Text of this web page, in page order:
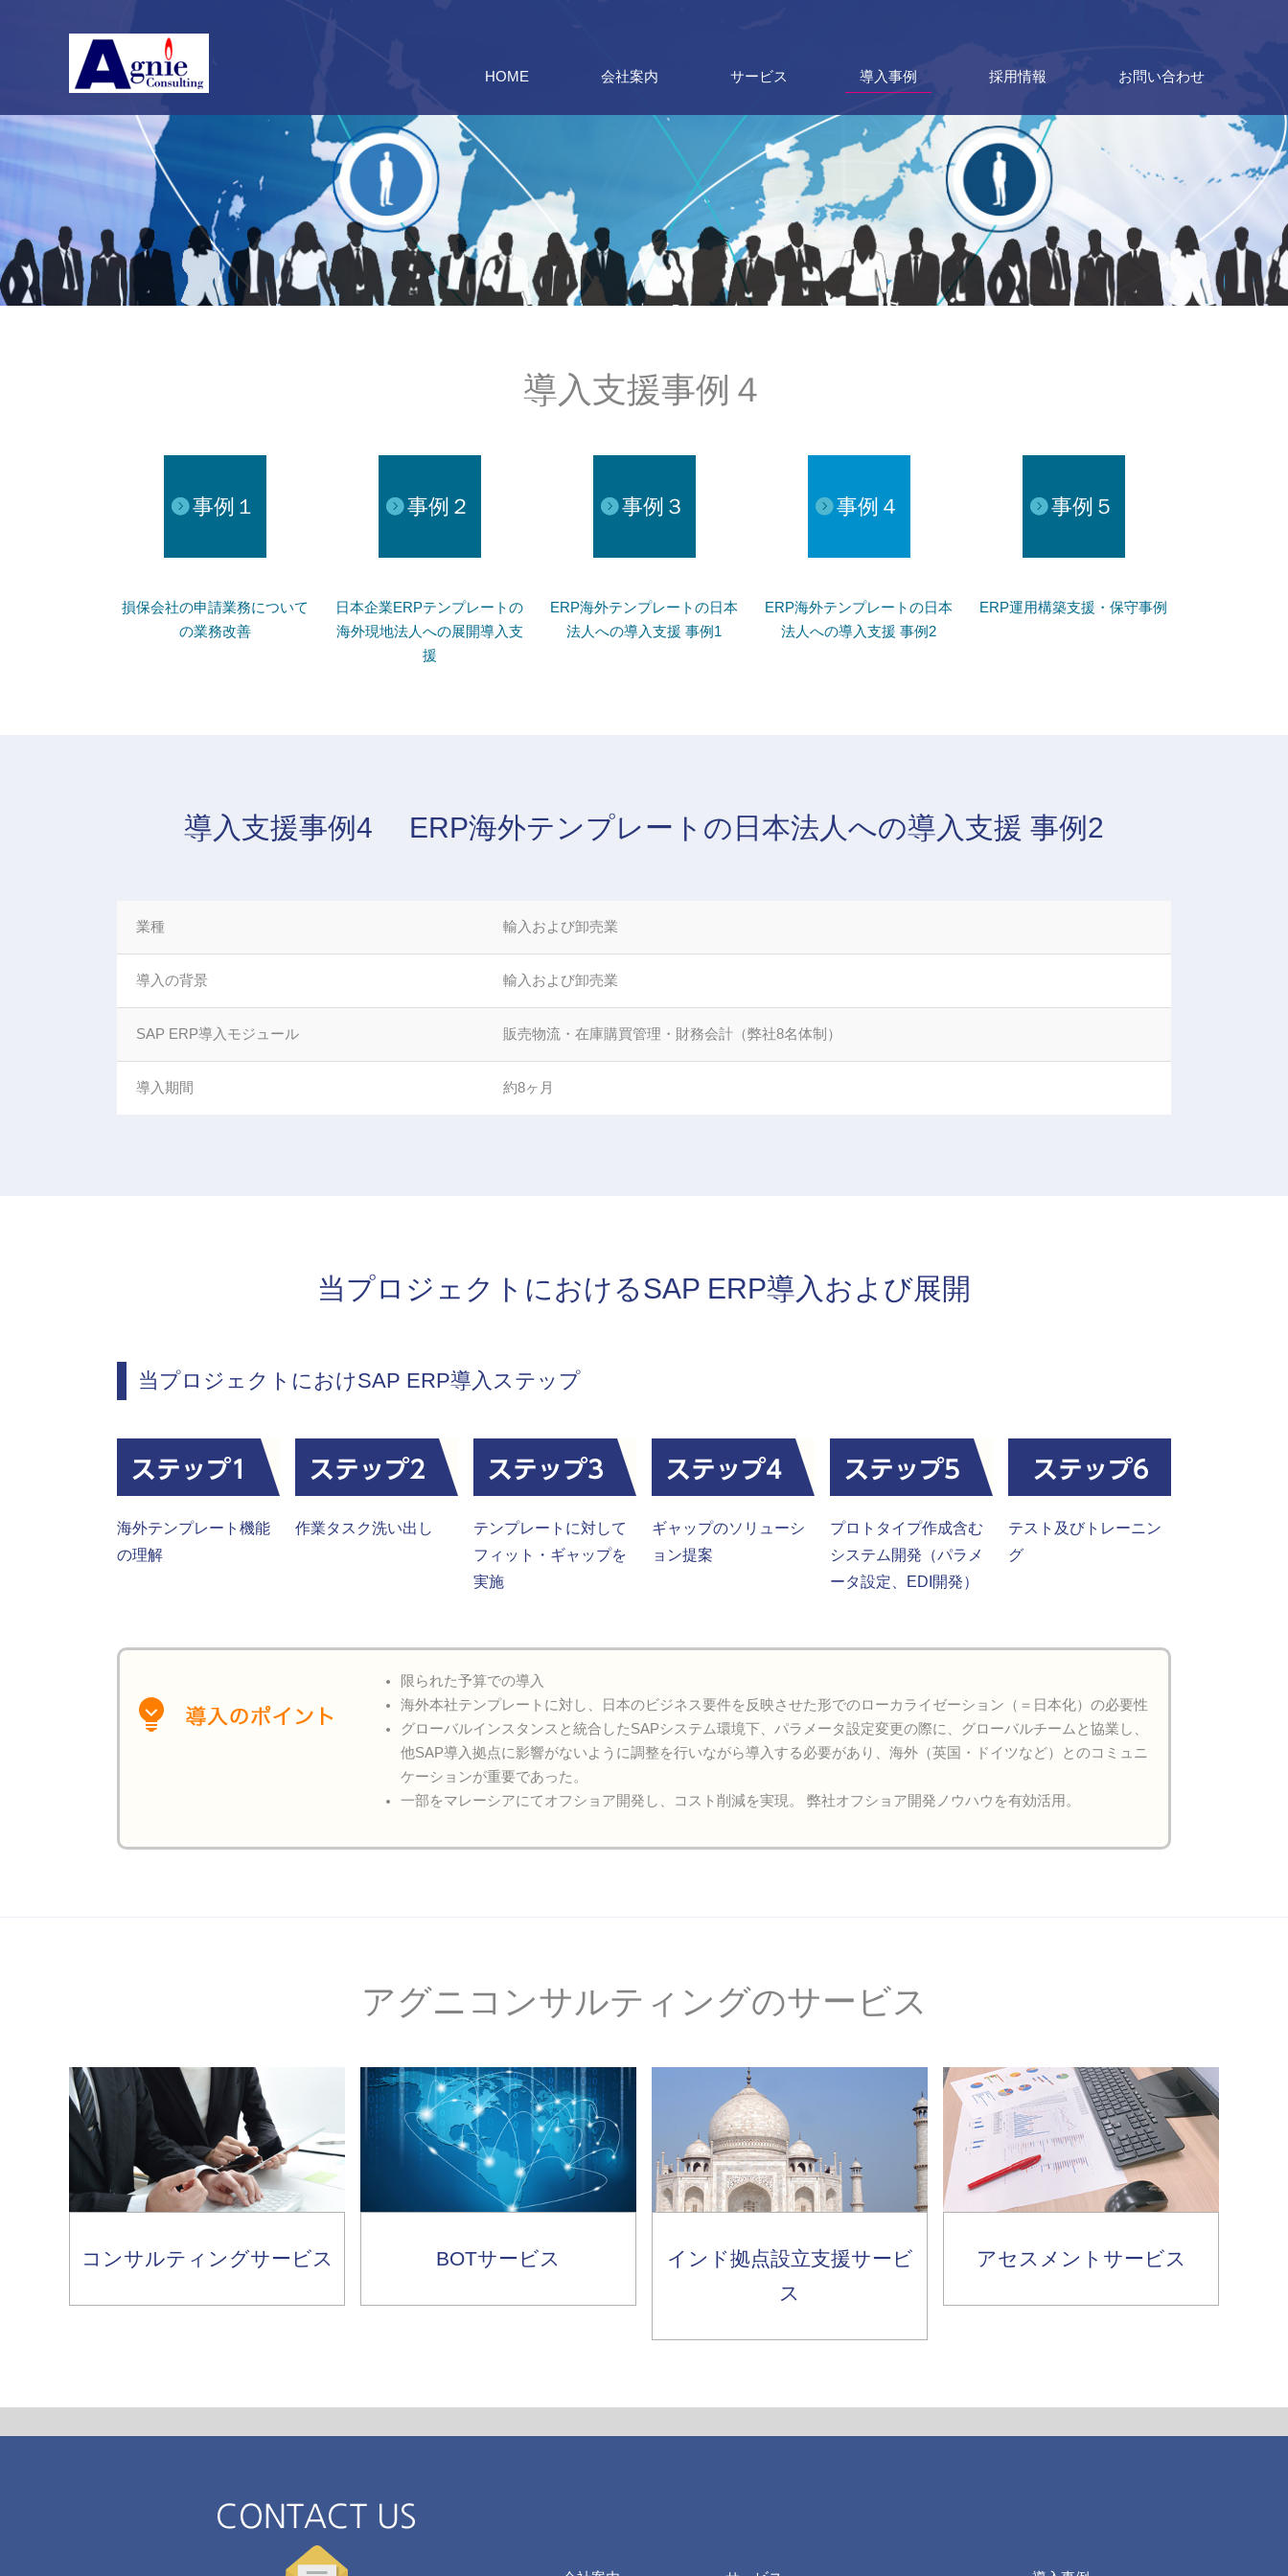
HOME 会社案内 サービス 導入事例 採用情報 お問い合わせ
導入支援事例４
事例１
損保会社の申請業務について
の業務改善
事例２
日本企業ERPテンプレートの
海外現地法人への展開導入支
援
事例３
ERP海外テンプレートの日本
法人への導入支援 事例1
事例４
ERP海外テンプレートの日本
法人への導入支援 事例2
事例５
ERP運用構築支援・保守事例
導入支援事例4 ERP海外テンプレートの日本法人への導入支援 事例2
業種 輸入および卸売業
導入の背景 輸入および卸売業
SAP ERP導入モジュール 販売物流・在庫購買管理・財務会計（弊社8名体制）
導入期間 約8ヶ月
当プロジェクトにおけるSAP ERP導入および展開
当プロジェクトにおけSAP ERP導入ステップ
海外テンプレート機能
の理解
作業タスク洗い出し
テンプレートに対して
フィット・ギャップを
実施
ギャップのソリューシ
ョン提案
プロトタイプ作成含む
システム開発（パラメ
ータ設定、EDI開発）
テスト及びトレーニン
グ
限られた予算での導入
海外本社テンプレートに対し、日本のビジネス要件を反映させた形でのローカライゼーション（＝日本化）の必要性
グローバルインスタンスと統合したSAPシステム環境下、パラメータ設定変更の際に、グローバルチームと協業し、
他SAP導入拠点に影響がないように調整を行いながら導入する必要があり、海外（英国・ドイツなど）とのコミュニ
ケーションが重要であった。
一部をマレーシアにてオフショア開発し、コスト削減を実現。 弊社オフショア開発ノウハウを有効活用。
アグニコンサルティングのサービス
コンサルティングサービス BOTサービス
インド拠点設立支援サービ
ス
アセスメントサービス